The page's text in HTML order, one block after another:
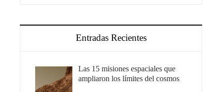
Entradas Recientes
Las 15 misiones espaciales que
ampliaron los límites del cosmos